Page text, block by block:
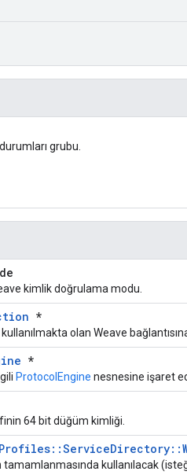
grubu.
kimlik doğrulama modu.
*
olan Weave
*
ProtocolEngine nesnesine işaret
64 bit düğüm kimliği.
tamamlanmasında kullanılacak